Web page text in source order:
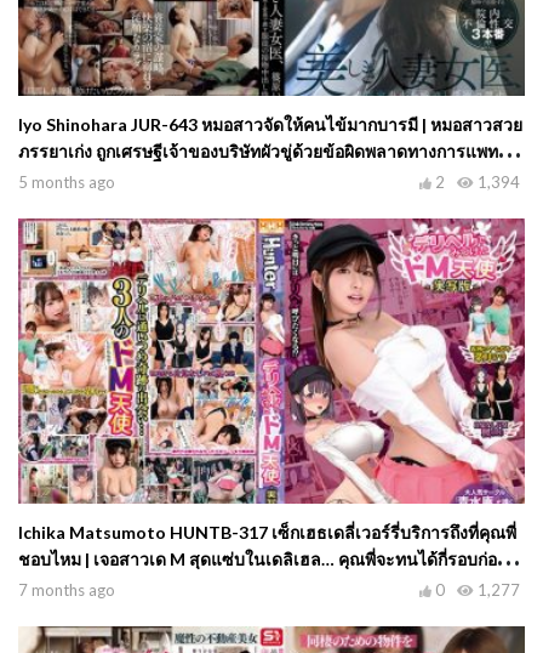
Iyo Shinohara JUR-643 หมอสาวจัดให้คนไข้มากบารมี | หมอสาวสวย
ภรรยาเก่ง ถูกเศรษฐีเจ้าของบริษัทผัวขู่ด้วยข้อผิดพลาดทางการแพทย์
แล้วยอมจูบลึกซึ้งแตกในเต็มๆ…
5 months ago 1,394
2
Ichika Matsumoto HUNTB-317 เซ็กเฮธเดลี่เวอร์รี่บริการถึงที่คุณพี่
ชอบไหม | เจอสาวเด M สุดแซ่บในเดลิเฮล… คุณพี่จะทนได้กี่รอบก่อน
จะติดใจกลายเป็นลูกค้าประจำ?
7 months ago 1,277
0